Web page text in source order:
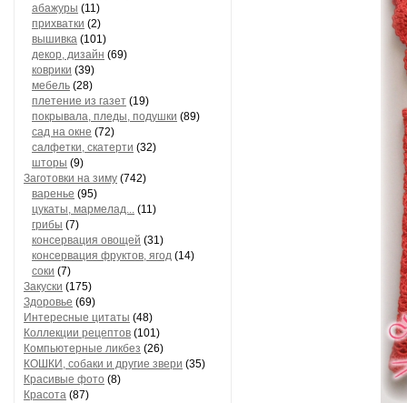
абажуры (11)
прихватки (2)
вышивка (101)
декор, дизайн (69)
коврики (39)
мебель (28)
плетение из газет (19)
покрывала, пледы, подушки (89)
сад на окне (72)
салфетки, скатерти (32)
шторы (9)
Заготовки на зиму (742)
варенье (95)
цукаты, мармелад... (11)
грибы (7)
консервация овощей (31)
консервация фруктов, ягод (14)
соки (7)
Закуски (175)
Здоровье (69)
Интересные цитаты (48)
Коллекции рецептов (101)
Компьютерные ликбез (26)
КОШКИ, собаки и другие звери (35)
Красивые фото (8)
Красота (87)